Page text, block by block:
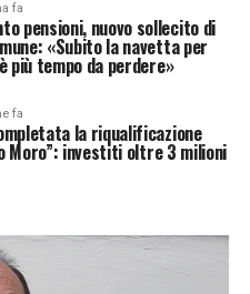
fa
pensioni, nuovo sollecito di
«Subito la navetta per
più tempo da perdere»
fa
la riqualificazione
Moro”: investiti oltre 3 milioni